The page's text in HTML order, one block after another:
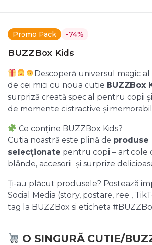
Promo Pack -74%
BUZZBox Kids
Descoperă universul magic
de cei mici cu noua cutie BUZZBox
surpriză creată special pentru copii
de momente distractive și
Ce conține BUZZBox Kids?
Cutia noastră este plină de produse
selecționate pentru copii – articole
blânde, accesorii și surprize
Ți-au plăcut produsele? Postează
Social Media (story, postare, reel,
tag la BUZZBox si eticheta
O SINGURĂ CUTIE/